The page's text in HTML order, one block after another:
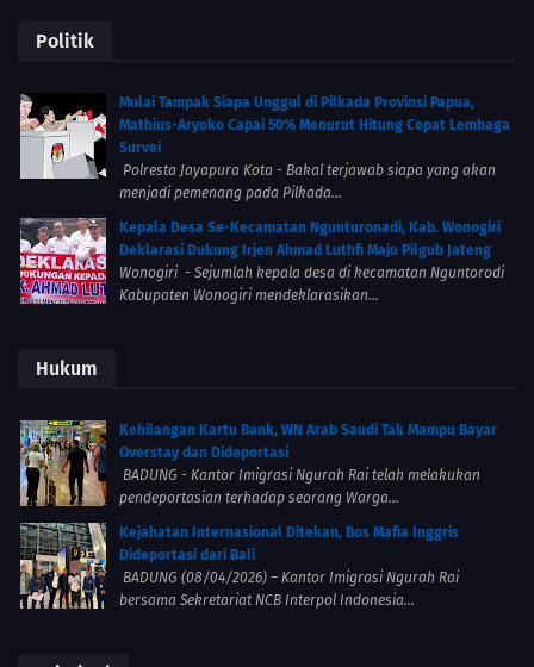
Politik
Mulai Tampak Siapa Unggul di Pilkada Provinsi Papua,
Mathius-Aryoko Capai 50% Menurut Hitung Cepat Lembaga
Survei
Polresta Jayapura Kota - Bakal terjawab siapa yang akan
menjadi pemenang pada Pilkada...
Kepala Desa Se-Kecamatan Ngunturonadi, Kab. Wonogiri
Deklarasi Dukung Irjen Ahmad Luthfi Maju Pilgub Jateng
Wonogiri - Sejumlah kepala desa di kecamatan Nguntorodi
Kabupaten Wonogiri mendeklarasikan...
Hukum
Kehilangan Kartu Bank, WN Arab Saudi Tak Mampu Bayar
Overstay dan Dideportasi
BADUNG - Kantor Imigrasi Ngurah Rai telah melakukan
pendeportasian terhadap seorang Warga...
Kejahatan Internasional Ditekan, Bos Mafia Inggris
Dideportasi dari Bali
BADUNG (08/04/2026) – Kantor Imigrasi Ngurah Rai
bersama Sekretariat NCB Interpol Indonesia...